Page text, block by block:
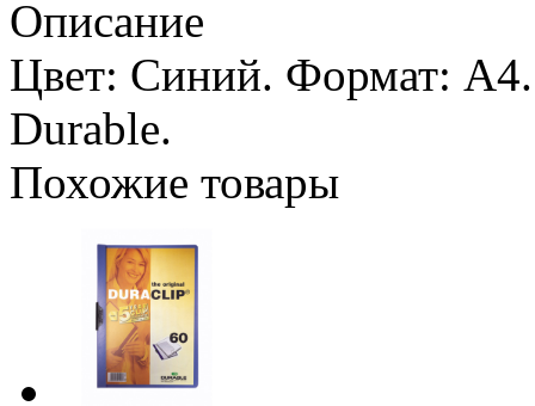
Описание
Цвет: Синий. Формат:
Durable.
Похожие товары